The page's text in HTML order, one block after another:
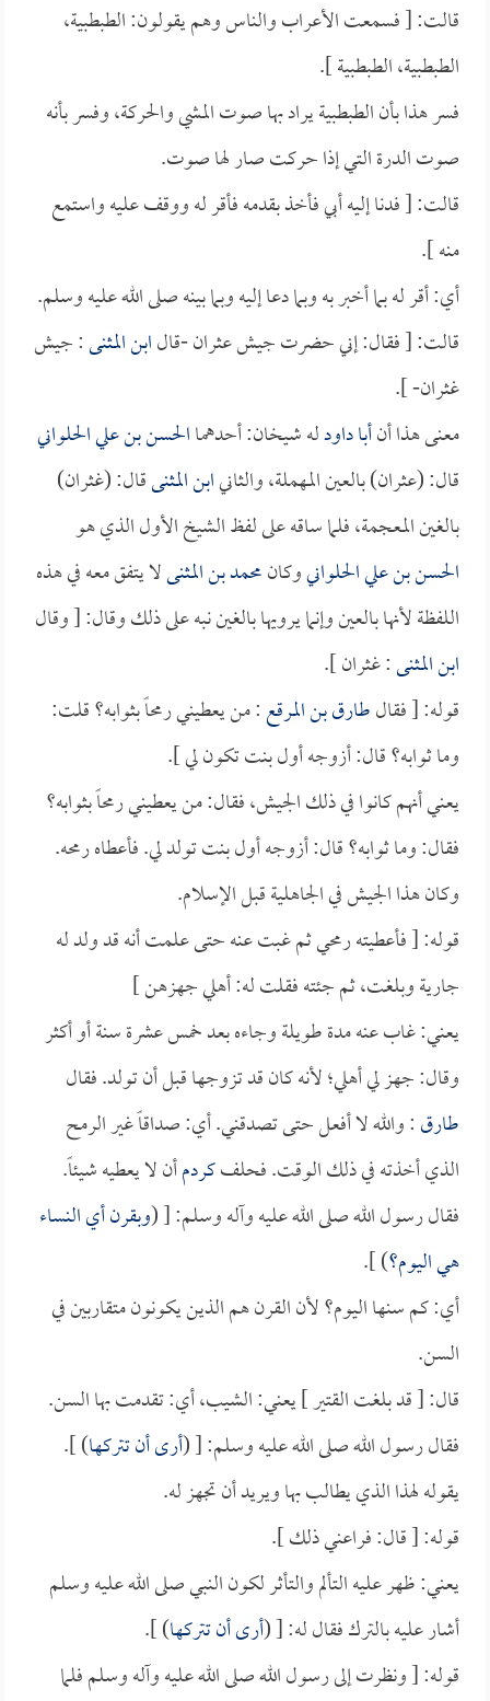
قالت: [ فسمعت الأعراب والناس وهم يقولون: الطبطبية،
الطبطبية، الطبطبية ].
فسر هذا بأن الطبطبية يراد بها صوت المشي والحركة، وفسر بأنه
صوت الدرة التي إذا حركت صار لها صوت.
قالت: [ فدنا إليه أبي فأخذ بقدمه فأقر له ووقف عليه واستمع
منه ].
أي: أقر له بما أخبر به وبما دعا إليه وبما بينه صلى الله عليه وسلم.
قالت: [ فقال: إني حضرت جيش عثران -قالابن المثنى: جيش
غثران- ].
معنى هذا أنأبا داودله شيخان: أحدهماالحسن بن علي الحلواني
قال: (عثران) بالعين المهملة، والثانيابن المثنىقال: (غثران)
بالغين المعجمة، فلما ساقه على لفظ الشيخ الأول الذي هو
الحسن بن علي الحلوانيوكانمحمد بن المثنىلا يتفق معه في هذه
اللفظة لأنها بالعين وإنما يرويها بالغين نبه على ذلك وقال: [ وقال
ابن المثنى: غثران ].
قوله: [ فقالطارق بن المرقع: من يعطيني رمحاً بثوابه؟ قلت:
وما ثوابه؟ قال: أزوجه أول بنت تكون لي ].
يعني أنهم كانوا في ذلك الجيش، فقال: من يعطيني رمحاً بثوابه؟
فقال: وما ثوابه؟ قال: أزوجه أول بنت تولد لي. فأعطاه رمحه.
وكان هذا الجيش في الجاهلية قبل الإسلام.
قوله: [ فأعطيته رمحي ثم غبت عنه حتى علمت أنه قد ولد له
جارية وبلغت، ثم جئته فقلت له: أهلي جهزهن ]
يعني: غاب عنه مدة طويلة وجاءه بعد خمس عشرة سنة أو أكثر
وقال: جهز لي أهلي؛ لأنه كان قد تزوجها قبل أن تولد. فقال
طارق: والله لا أفعل حتى تصدقني. أي: صداقاً غير الرمح
الذي أخذته في ذلك الوقت. فحلفكردمأن لا يعطيه شيئاً.
فقال رسول الله صلى الله عليه وآله وسلم: [ (وبقرن أي النساء
هي اليوم؟) ].
أي: كم سنها اليوم؟ لأن القرن هم الذين يكونون متقاربين في
السن.
قال: [ قد بلغت القتير ] يعني: الشيب، أي: تقدمت بها السن.
فقال رسول الله صلى الله عليه وسلم: [ (أرى أن تتركها) ].
يقوله لهذا الذي يطالب بها ويريد أن تجهز له.
قوله: [ قال: فراعني ذلك ].
يعني: ظهر عليه التألم والتأثر لكون النبي صلى الله عليه وسلم
أشار عليه بالترك فقال له: [ (أرى أن تتركها) ].
قوله: [ ونظرت إلى رسول الله صلى الله عليه وآله وسلم فلما